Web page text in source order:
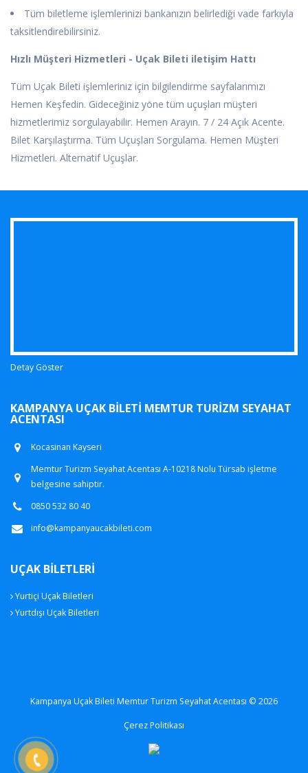
Tüm biletleme işlemlerinizi bankanızın belirlediği vade farkıyla
taksitlendirebilirsiniz.
Hızlı Müşteri Hizmetleri - Uçak Bileti iletişim Hattı
Tüm Uçak Bileti işlemleriniz için bilgilendirme sayfalarımızı
Hemen Keşfedin. Gideceğiniz yöne tüm uçuşları müşteri
hizmetlerimiz sorgulayabilir. Hemen Arayın. 7 / 24 Açık Acente.
Bilet Karşılaştırma. Tüm Uçuşları Sorgulama. Hemen Müşteri
Hizmetleri. Alternatif Uçuşlar.
Detay Göster
KAMPANYA UÇAK BILETI MEMTUR TURIZM SEYAHAT
ACENTASI
Kocasinan Kayseri
Memtur Turizm Seyahat Acentası A-10218 Nolu Türsab işletme
belgesine sahiptir.
0850 532 80 40
info@kampanyaucakbileti.com
UÇAK BILETLERI
Yurtiçi Uçak Biletleri
Yurtdışı Uçak Biletleri
Kampanya Uçak Bileti Memtur Turizm Seyahat Acentası © 2026
Çerez Politikası